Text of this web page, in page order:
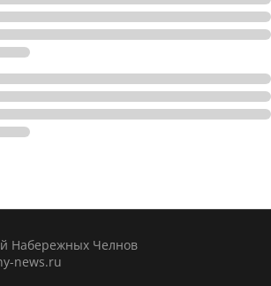
Набережных Челнов
news.ru